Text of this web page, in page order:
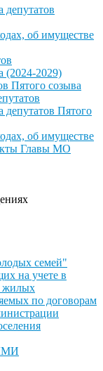
об имуществе
(2024-2029)
Пятого созыва
Пятого
об имуществе
Главы МО
семей"
на учете в
жилых
по договорам